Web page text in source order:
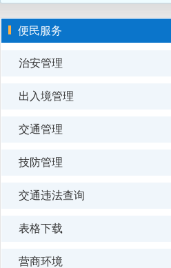
便民服务
治安管理
出入境管理
交通管理
技防管理
交通违法查询
表格下载
营商环境